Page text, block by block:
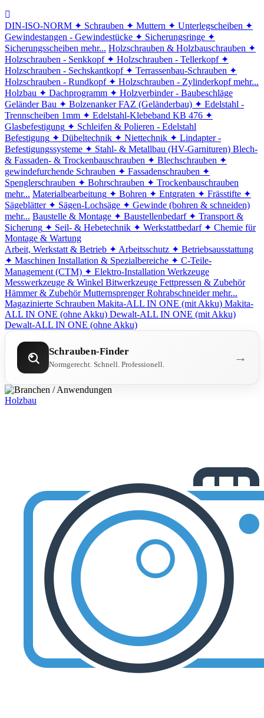
DIN-ISO-NORM ✦ Schrauben ✦ Muttern ✦ Unterlegscheiben ✦
Gewindestangen - Gewindestücke ✦ Sicherungsringe ✦
Sicherungsscheiben mehr... Holzschrauben & Holzbauschrauben ✦
Holzschrauben - Senkkopf ✦ Holzschrauben - Tellerkopf ✦
Holzschrauben - Sechskantkopf ✦ Terrassenbau-Schrauben ✦
Holzschrauben - Rundkopf ✦ Holzschrauben - Zylinderkopf mehr...
Holzbau ✦ Dachprogramm ✦ Holzverbinder - Baubeschläge
Geländer Bau ✦ Bolzenanker FAZ (Geländerbau) ✦ Edelstahl -
Trennscheiben 1mm ✦ Edelstahl-Klebeband KB 476 ✦
Glasbefestigung ✦ Schleifen & Polieren - Edelstahl
Befestigung ✦ Dübeltechnik ✦ Niettechnik ✦ Lindapter -
Befestigungssysteme ✦ Stahl- & Metallbau (HV-Garnituren) Blech-
& Fassaden- & Trockenbauschrauben ✦ Blechschrauben ✦
gewindefurchende Schrauben ✦ Fassadenschrauben ✦
Spenglerschrauben ✦ Bohrschrauben ✦ Trockenbauschrauben
mehr... Materialbearbeitung ✦ Bohren ✦ Entgraten ✦ Frässtifte ✦
Sägeblätter ✦ Sägen-Lochsäge ✦ Gewinde (bohren & schneiden)
mehr... Baustelle & Montage ✦ Baustellenbedarf ✦ Transport &
Sicherung ✦ Seil- & Hebetechnik ✦ Werkstattbedarf ✦ Chemie für
Montage & Wartung
Arbeit, Werkstatt & Betrieb ✦ Arbeitsschutz ✦ Betriebsausstattung
✦ Maschinen Installation & Spezialbereiche ✦ C-Teile-
Management (CTM) ✦ Elektro-Installation Werkzeuge
Messwerkzeuge & Winkel Bitwerkzeuge Fettpressen & Zubehör
Hämmer & Zubehör Mutternsprenger Rohrabschneider mehr...
Magazinierte Schrauben Makita-ALL IN ONE (mit Akku) Makita-
ALL IN ONE (ohne Akku) Dewalt-ALL IN ONE (mit Akku)
Dewalt-ALL IN ONE (ohne Akku)
Schrauben-Finder
Normgerecht. Schnell. Professionell. →
Holzbau